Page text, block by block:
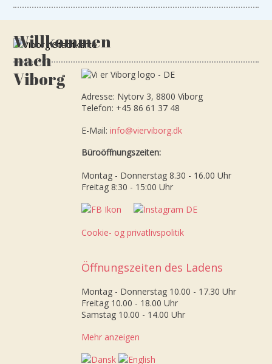
Willkommen
nach
Viborg
Adresse: Nytorv 3, 8800 Viborg
Telefon: +45 86 61 37 48
E-Mail:info@vierviborg.dk
Büroöffnungszeiten:
Montag - Donnerstag 8.30 - 16.00 Uhr
Freitag 8:30 - 15:00 Uhr
Cookie- og privatlivspolitik
Öffnungszeiten des Ladens
Montag - Donnerstag 10.00 - 17.30 Uhr
Freitag 10.00 - 18.00 Uhr
Samstag 10.00 - 14.00 Uhr
Mehr anzeigen